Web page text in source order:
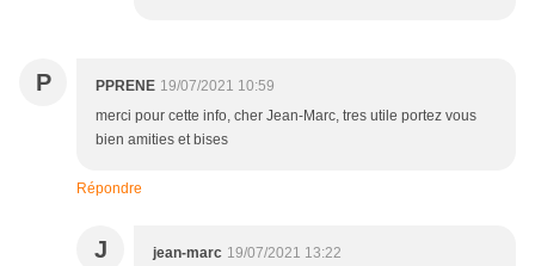
P PPRENE 19/07/2021 10:59
merci pour cette info, cher Jean-Marc, tres utile portez vous
bien amities et bises
Répondre
J jean-marc 19/07/2021 13:22